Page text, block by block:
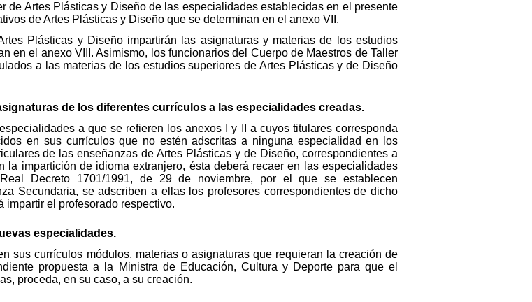
de Artes Plásticas y Diseño de las especialidades establecidas en el presente
de Artes Plásticas y Diseño que se determinan en el anexo VII.
Plásticas y Diseño impartirán las asignaturas y materias de los estudios
en el anexo VIII. Asimismo, los funcionarios del Cuerpo de Maestros de Taller
a las materias de los estudios superiores de Artes Plásticas y de Diseño
de los diferentes currículos a las especialidades creadas.
a que se refieren los anexos I y II a cuyos titulares corresponda
en sus currículos que no estén adscritas a ninguna especialidad en los
de las enseñanzas de Artes Plásticas y de Diseño, correspondientes a
la impartición de idioma extranjero, ésta deberá recaer en las especialidades
Decreto 1701/1991, de 29 de noviembre, por el que se establecen
Secundaria, se adscriben a ellas los profesores correspondientes de dicho
impartir el profesorado respectivo.
especialidades.
sus currículos módulos, materias o asignaturas que requieran la creación de
propuesta a la Ministra de Educación, Cultura y Deporte para que el
proceda, en su caso, a su creación.